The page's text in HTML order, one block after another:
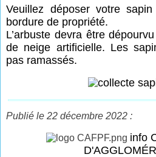
Veuillez déposer votre
bordure de propriété.
L’arbuste devra être
de neige artificielle. Les
pas ramassés.
Publié le 22 décembre 2022 :
info